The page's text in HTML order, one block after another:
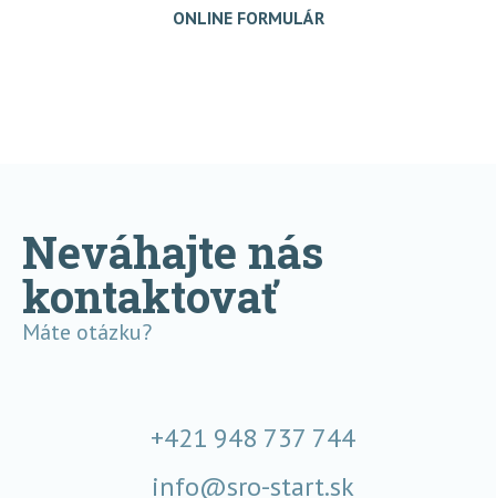
ONLINE FORMULÁR
Neváhajte nás
kontaktovať
Máte otázku?
+421 948 737 744
info@sro-start.sk